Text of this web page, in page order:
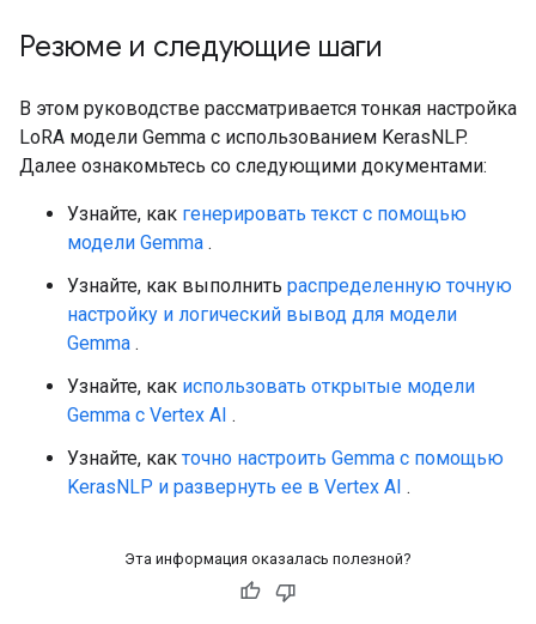
Резюме и следующие шаги
В этом руководстве рассматривается тонкая настройка
LoRA модели Gemma с использованием KerasNLP.
Далее ознакомьтесь со следующими документами:
Узнайте, как генерировать текст с помощью
модели Gemma .
Узнайте, как выполнить распределенную точную
настройку и логический вывод для модели
Gemma .
Узнайте, как использовать открытые модели
Gemma с Vertex AI .
Узнайте, как точно настроить Gemma с помощью
KerasNLP и развернуть ее в Vertex AI .
Эта информация оказалась полезной?